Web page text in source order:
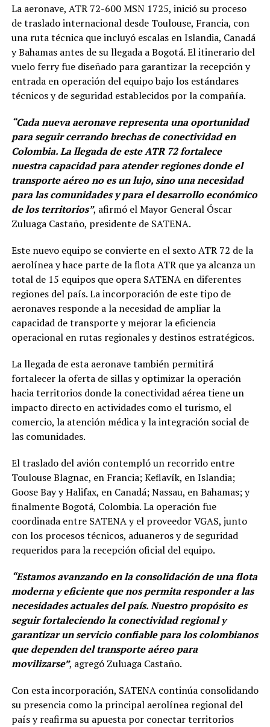
La aeronave, ATR 72-600 MSN 1725, inició su proceso
de traslado internacional desde Toulouse, Francia, con
una ruta técnica que incluyó escalas en Islandia, Canadá
y Bahamas antes de su llegada a Bogotá. El itinerario del
vuelo ferry fue diseñado para garantizar la recepción y
entrada en operación del equipo bajo los estándares
técnicos y de seguridad establecidos por la compañía.
“Cada nueva aeronave representa una oportunidad
para seguir cerrando brechas de conectividad en
Colombia. La llegada de este ATR 72 fortalece
nuestra capacidad para atender regiones donde el
transporte aéreo no es un lujo, sino una necesidad
para las comunidades y para el desarrollo económico
de los territorios”, afirmó el Mayor General Óscar
Zuluaga Castaño, presidente de SATENA.
Este nuevo equipo se convierte en el sexto ATR 72 de la
aerolínea y hace parte de la flota ATR que ya alcanza un
total de 15 equipos que opera SATENA en diferentes
regiones del país. La incorporación de este tipo de
aeronaves responde a la necesidad de ampliar la
capacidad de transporte y mejorar la eficiencia
operacional en rutas regionales y destinos estratégicos.
La llegada de esta aeronave también permitirá
fortalecer la oferta de sillas y optimizar la operación
hacia territorios donde la conectividad aérea tiene un
impacto directo en actividades como el turismo, el
comercio, la atención médica y la integración social de
las comunidades.
El traslado del avión contempló un recorrido entre
Toulouse Blagnac, en Francia; Keflavík, en Islandia;
Goose Bay y Halifax, en Canadá; Nassau, en Bahamas; y
finalmente Bogotá, Colombia. La operación fue
coordinada entre SATENA y el proveedor VGAS, junto
con los procesos técnicos, aduaneros y de seguridad
requeridos para la recepción oficial del equipo.
“Estamos avanzando en la consolidación de una flota
moderna y eficiente que nos permita responder a las
necesidades actuales del país. Nuestro propósito es
seguir fortaleciendo la conectividad regional y
garantizar un servicio confiable para los colombianos
que dependen del transporte aéreo para
movilizarse”, agregó Zuluaga Castaño.
Con esta incorporación, SATENA continúa consolidando
su presencia como la principal aerolínea regional del
país y reafirma su apuesta por conectar territorios